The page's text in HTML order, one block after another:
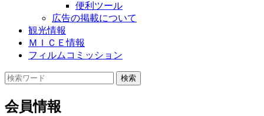
便利ツール
広告の掲載について
観光情報
ＭＩＣＥ情報
フィルムコミッション
会員情報